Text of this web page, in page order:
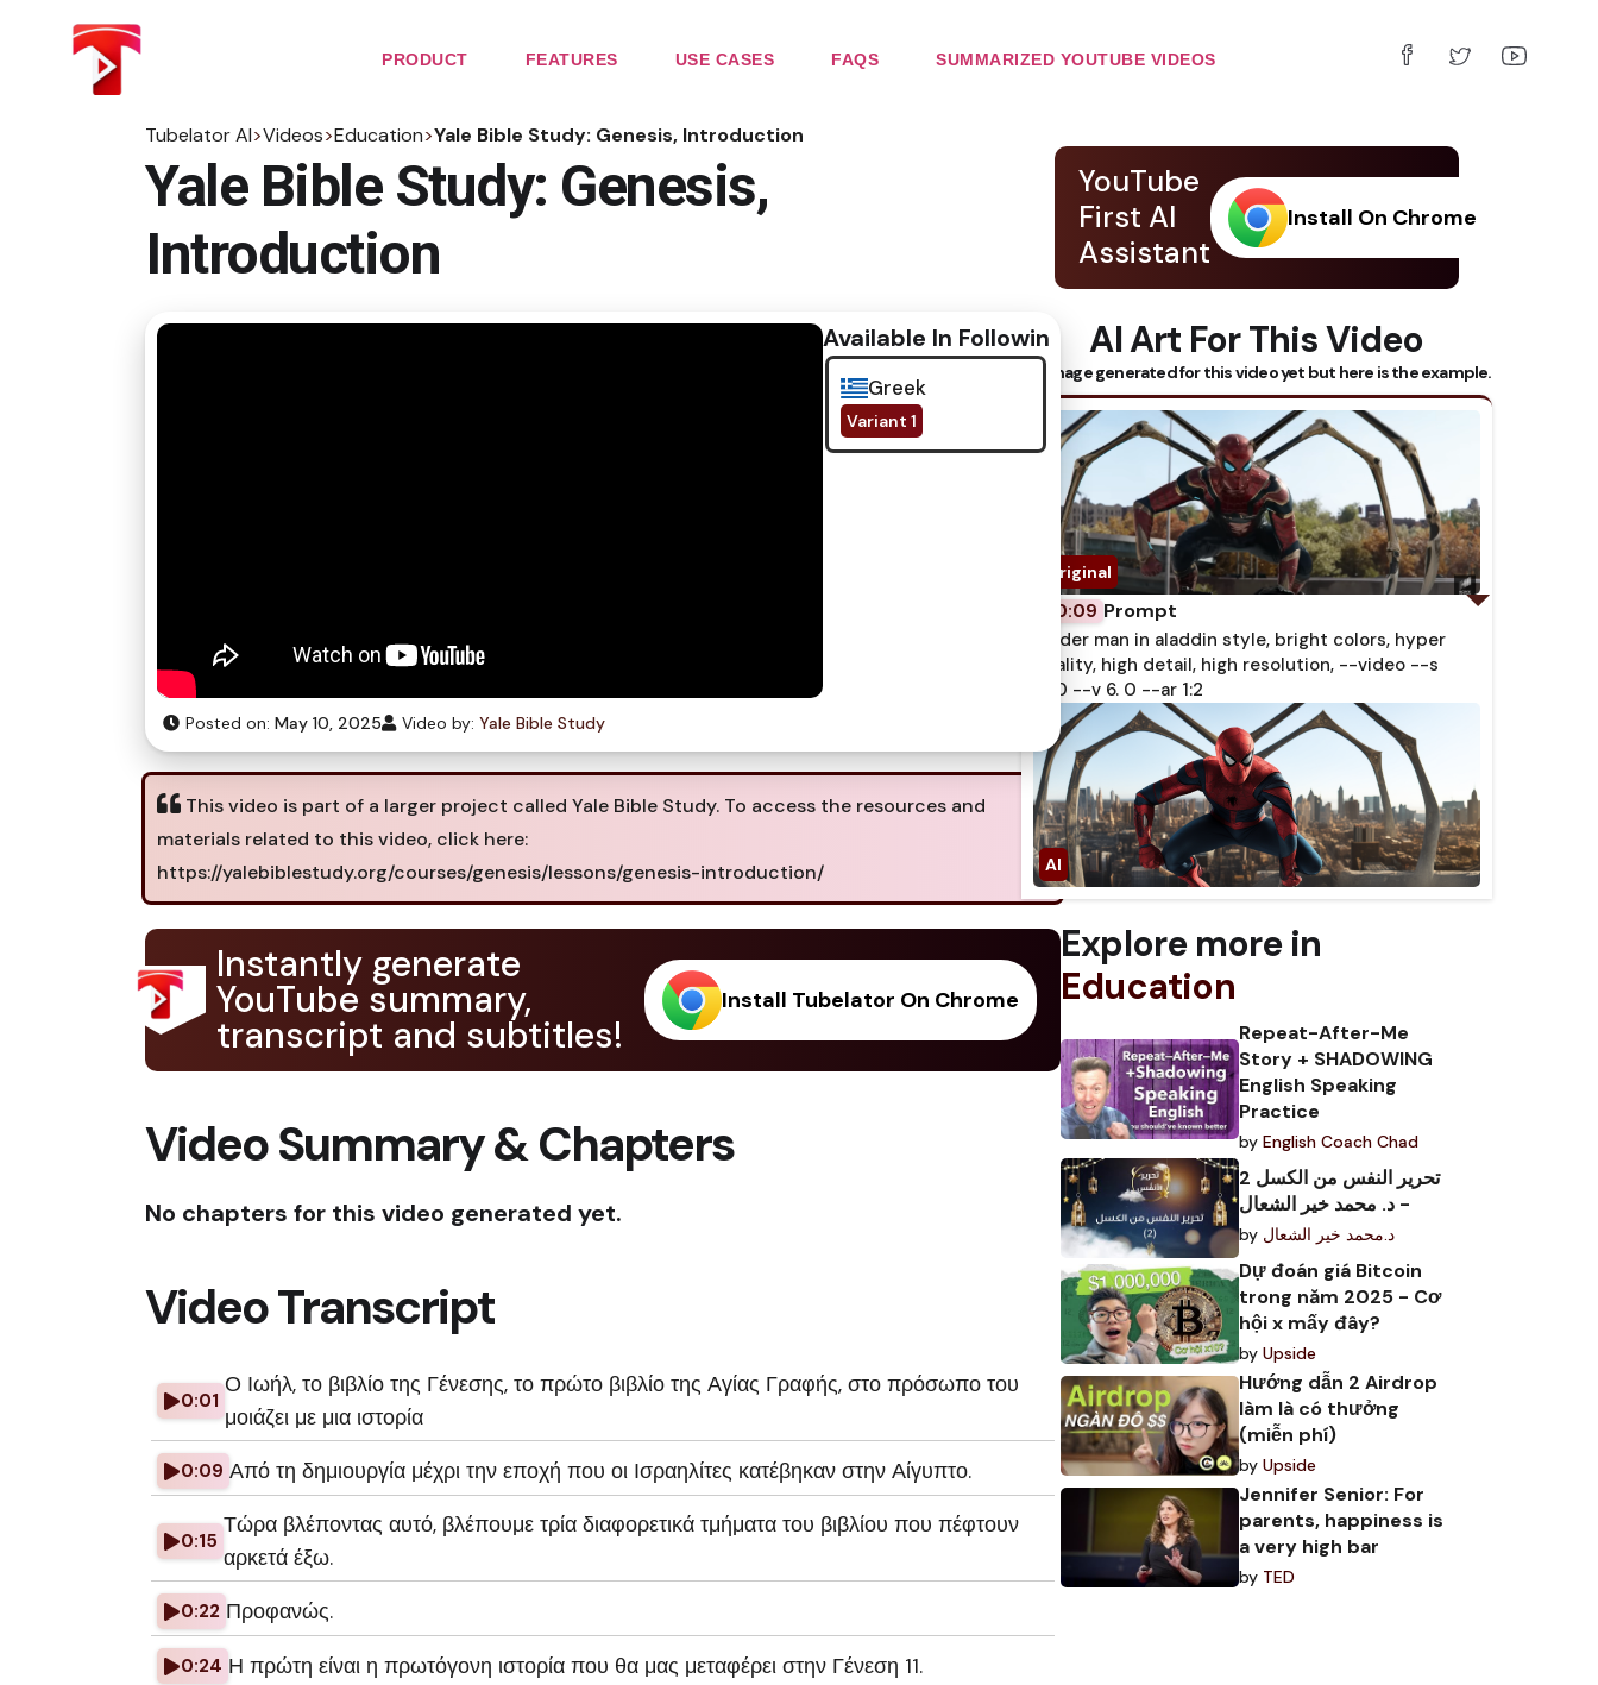
PRODUCT FEATURES USE CASES FAQS SUMMARIZED YOUTUBE VIDEOS
Tubelator AI>Videos>Education>Yale Bible Study: Genesis, Introduction
Yale Bible Study: Genesis,
Introduction
Available In Following Subtitles
Greek
Variant 1
Posted on: May 10, 2025 Video by: Yale Bible Study
This video is part of a larger project called Yale Bible Study. To access the resources and
materials related to this video, click here:
https://yalebiblestudy.org/courses/genesis/lessons/genesis-introduction/
Instantly generate
YouTube summary,
transcript and subtitles!
Install Tubelator On Chrome
Video Summary & Chapters
No chapters for this video generated yet.
Video Transcript
0:01
Ο Ιωήλ, το βιβλίο της Γένεσης, το πρώτο βιβλίο της Αγίας Γραφής, στο πρόσωπο του
μοιάζει με μια ιστορία
0:09 Από τη δημιουργία μέχρι την εποχή που οι Ισραηλίτες κατέβηκαν στην Αίγυπτο.
0:15
Τώρα βλέποντας αυτό, βλέπουμε τρία διαφορετικά τμήματα του βιβλίου που πέφτουν
αρκετά έξω.
0:22 Προφανώς.
0:24 Η πρώτη είναι η πρωτόγονη ιστορία που θα μας μεταφέρει στην Γένεση 11.
YouTube
First AI
Assistant
Install On Chrome
AI Art For This Video
No image generated for this video yet but here is the example.
0:09 Prompt
spider man in aladdin style, bright colors, hyper
quality, high detail, high resolution, --video --s
750 --v 6. 0 --ar 1:2
Explore more in
Education
Repeat-After-Me
Story + SHADOWING
English Speaking
Practice
by English Coach Chad
تحرير النفس من الكسل 2
- د. محمد خير الشعال
by د.محمد خير الشعال
Dự đoán giá Bitcoin
trong năm 2025 - Cơ
hội x mấy đây?
by Upside
Hướng dẫn 2 Airdrop
làm là có thưởng
(miễn phí)
by Upside
Jennifer Senior: For
parents, happiness is
a very high bar
by TED